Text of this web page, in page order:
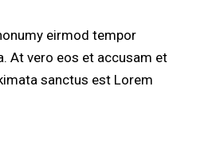
eirmod tempor
At vero eos et accusam et
sanctus est Lorem